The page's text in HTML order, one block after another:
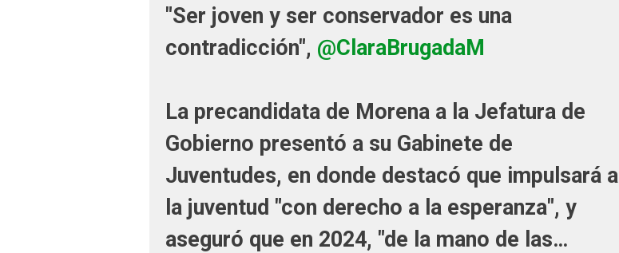
"Ser joven y ser conservador es una
contradicción", @ClaraBrugadaM
La precandidata de Morena a la Jefatura de
Gobierno presentó a su Gabinete de
Juventudes, en donde destacó que impulsará a
la juventud "con derecho a la esperanza", y
aseguró que en 2024, "de la mano de las…